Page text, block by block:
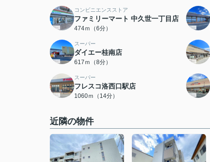
コンビニエンスストア
ファミリーマート 中久世一丁目店
474ｍ（6分）
スーパー
ダイエー桂南店
617ｍ（8分）
スーパー
フレスコ洛西口駅店
1060ｍ（14分）
近隣の物件